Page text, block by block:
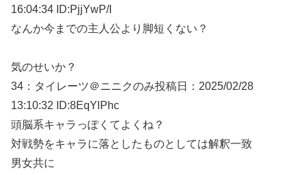
16:04:34 ID:PjjYwP/I
なんか今までの主人公より脚短くない？
気のせいか？
34： タイレーツ＠ニニクのみ投稿日：2025/02/28
13:10:32 ID:8EqYlPhc
頭脳系キャラっぽくてよくね？
対戦勢をキャラに落としたものとしては解釈一致
男女共に